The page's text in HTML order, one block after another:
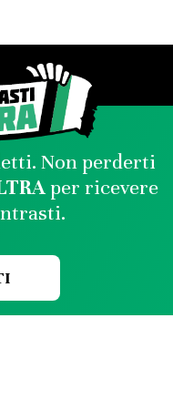
Non perderti
per ricevere